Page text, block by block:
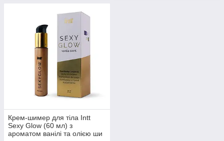
Крем-шимер для тіла Intt
Sexy Glow (60 мл) з
ароматом ванілі та олією ши